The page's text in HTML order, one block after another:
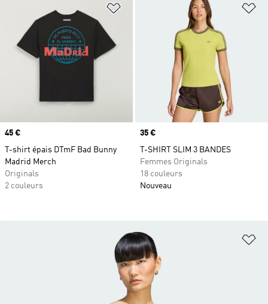
Ajouter à la Liste de produits
Prix
45 €
T-shirt épais DTmF Bad Bunny
Madrid Merch
Originals
2 couleurs
Prix
35 €
T-SHIRT SLIM 3 BANDES
Femmes Originals
18 couleurs
Nouveau